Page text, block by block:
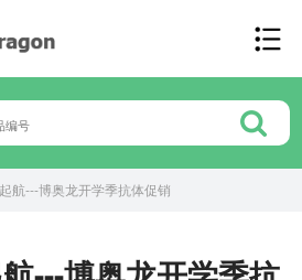
航---博奥龙开学季抗体促销